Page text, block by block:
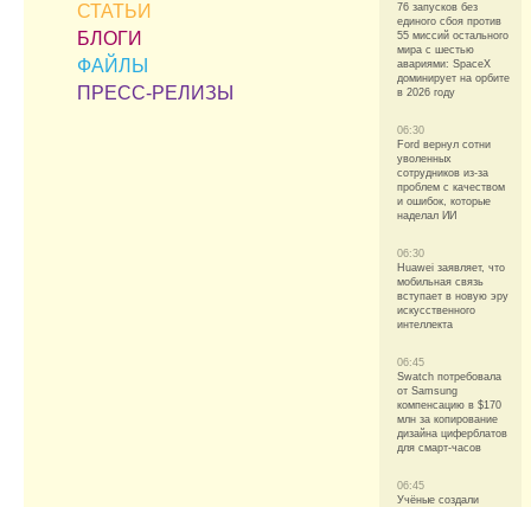
СТАТЬИ
БЛОГИ
ФАЙЛЫ
ПРЕСС-РЕЛИЗЫ
76 запусков без
единого сбоя против
55 миссий остального
мира с шестью
авариями: SpaceX
доминирует на орбите
в 2026 году
06:30
Ford вернул сотни
уволенных
сотрудников из-за
проблем с качеством
и ошибок, которые
наделал ИИ
06:30
Huawei заявляет, что
мобильная связь
вступает в новую эру
искусственного
интеллекта
06:45
Swatch потребовала
от Samsung
компенсацию в $170
млн за копирование
дизайна циферблатов
для смарт-часов
06:45
Учёные создали